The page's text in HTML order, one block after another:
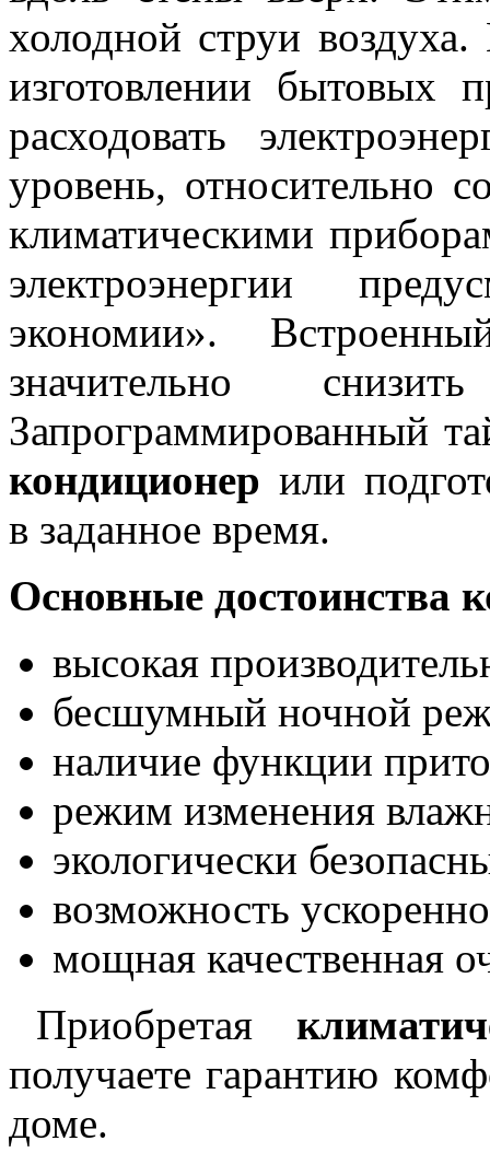
холодной струи
изготовлении бытовых
расходовать
уровень, относительно
климатическими
электроэнергии
экономии».
значительно
Запрограммированный
кондиционер или
в заданное время.
Основные достоинства
высокая
бесшумный ночной
наличие функции
режим изменения
экологически
возможность
мощная качественная
Приобретая
получаете гарантию
доме.